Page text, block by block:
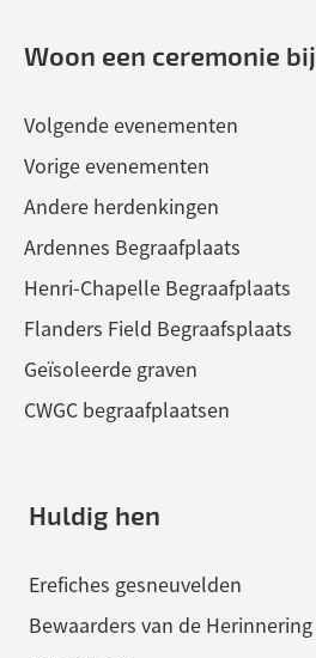
Woon een ceremonie bij
Volgende evenementen
Vorige evenementen
Andere herdenkingen
Ardennes Begraafplaats
Henri-Chapelle Begraafplaats
Flanders Field Begraafsplaats
Geïsoleerde graven
CWGC begraafplaatsen
Huldig hen
Erefiches gesneuvelden
Bewaarders van de Herinnering